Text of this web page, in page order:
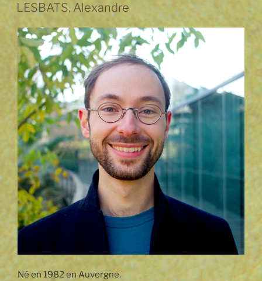
LESBATS, Alexandre
Né en 1982 en Auvergne.